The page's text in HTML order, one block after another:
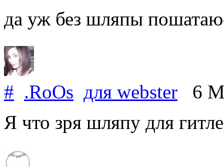
да уж без шляпы
# .RoOs для webster 6
Я что зря шляпу для